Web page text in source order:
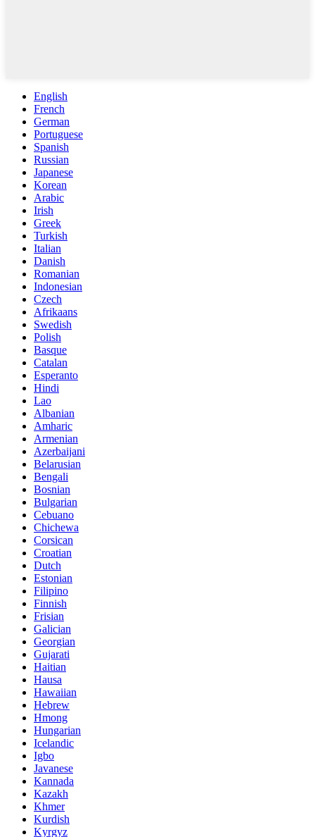
English
French
German
Portuguese
Spanish
Russian
Japanese
Korean
Arabic
Irish
Greek
Turkish
Italian
Danish
Romanian
Indonesian
Czech
Afrikaans
Swedish
Polish
Basque
Catalan
Esperanto
Hindi
Lao
Albanian
Amharic
Armenian
Azerbaijani
Belarusian
Bengali
Bosnian
Bulgarian
Cebuano
Chichewa
Corsican
Croatian
Dutch
Estonian
Filipino
Finnish
Frisian
Galician
Georgian
Gujarati
Haitian
Hausa
Hawaiian
Hebrew
Hmong
Hungarian
Icelandic
Igbo
Javanese
Kannada
Kazakh
Khmer
Kurdish
Kyrgyz